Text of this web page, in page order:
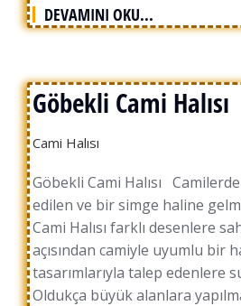
DEVAMINI OKU...
Göbekli Cami Halısı
Cami Halısı
Göbekli Cami Halısı
edilen ve bir simge haline
Cami Halısı farklı desenlere
açısından camiyle uyumlu bir
tasarımlarıyla talep edenlere
Oldukça büyük alanlara